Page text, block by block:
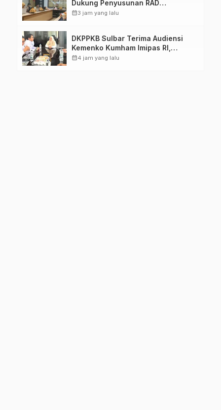
Dukung Penyusunan RAD
TPB/SDGs Sulawesi Barat
calendar_month3 jam yang lalu
DKPPKB Sulbar Terima Audiensi
Kemenko Kumham Imipas RI,
Perkuat Pelayanan Kesehatan bagi
calendar_month4 jam yang lalu